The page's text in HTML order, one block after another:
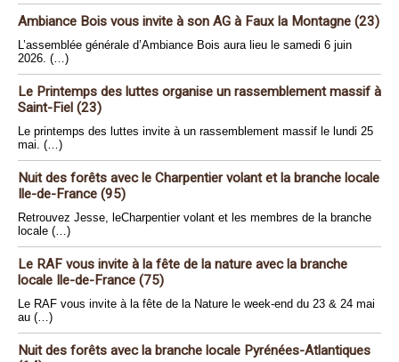
Ambiance Bois vous invite à son AG à Faux la Montagne (23)
L’assemblée générale d’Ambiance Bois aura lieu le samedi 6 juin
2026. (…)
Le Printemps des luttes organise un rassemblement massif à
Saint-Fiel (23)
Le printemps des luttes invite à un rassemblement massif le lundi 25
mai. (…)
Nuit des forêts avec le Charpentier volant et la branche locale
Ile-de-France (95)
Retrouvez Jesse, leCharpentier volant et les membres de la branche
locale (…)
Le RAF vous invite à la fête de la nature avec la branche
locale Ile-de-France (75)
Le RAF vous invite à la fête de la Nature le week-end du 23 & 24 mai
au (…)
Nuit des forêts avec la branche locale Pyrénées-Atlantiques